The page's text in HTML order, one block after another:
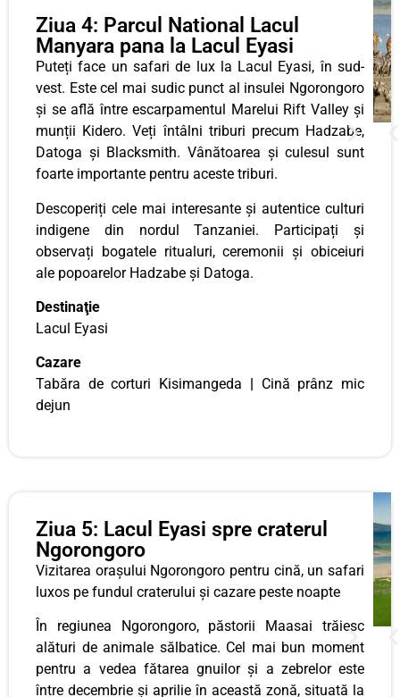
Ziua 4: Parcul National Lacul
Manyara pana la Lacul Eyasi
Puteți face un safari de lux la Lacul Eyasi, în sud-
vest. Este cel mai sudic punct al insulei Ngorongoro
și se află între escarpamentul Marelui Rift Valley și
munții Kidero. Veți întâlni triburi precum Hadzabe,
Datoga și Blacksmith. Vânătoarea și culesul sunt
foarte importante pentru aceste triburi.
Descoperiți cele mai interesante și autentice culturi
indigene din nordul Tanzaniei. Participați și
observați bogatele ritualuri, ceremonii și obiceiuri
ale popoarelor Hadzabe și Datoga.
Destinaţie
Lacul Eyasi
Cazare
Tabăra de corturi Kisimangeda
Cină prânz mic
dejun
Ziua 5: Lacul Eyasi spre craterul
Ngorongoro
Vizitarea orașului Ngorongoro pentru cină, un safari
luxos pe fundul craterului și cazare peste noapte
În regiunea Ngorongoro, păstorii Maasai trăiesc
alături de animale sălbatice. Cel mai bun moment
pentru a vedea fătarea gnuilor și a zebrelor este
între decembrie și aprilie în această zonă, situată la